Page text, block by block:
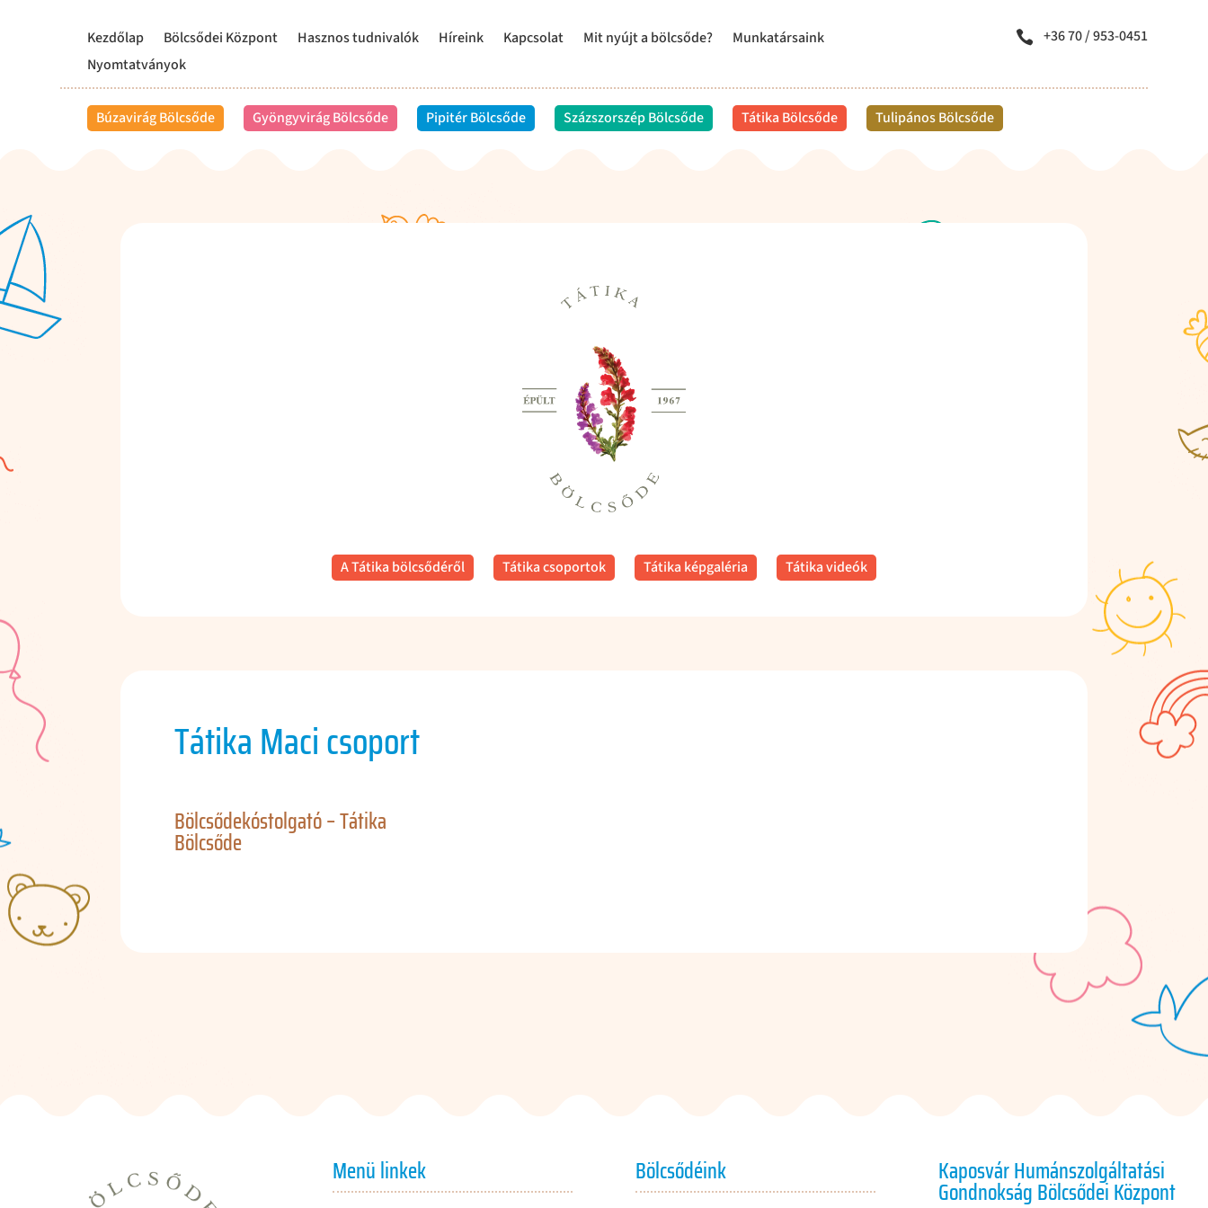
Kezdőlap Bölcsődei Központ Hasznos tudnivalók Híreink Kapcsolat Mit nyújt a bölcsőde?
Munkatársaink
Nyomtatványok
 +36 70 / 953-0451
Búzavirág Bölcsőde Gyöngyvirág Bölcsőde Pipitér Bölcsőde Százszorszép Bölcsőde Tátika Bölcsőde Tulipános Bölcsőde
A Tátika bölcsődéről Tátika csoportok Tátika képgaléria Tátika videók
Tátika Maci csoport
Bölcsődekóstolgató – Tátika
Bölcsőde
Menü linkek Bölcsődéink Kaposvár Humánszolgáltatási
Gondnokság Bölcsődei Központ